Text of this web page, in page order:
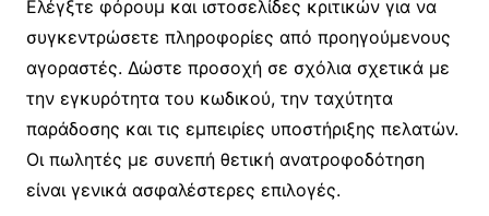
Ελέγξτε φόρουμ και ιστοσελίδες κριτικών για να
συγκεντρώσετε πληροφορίες από προηγούμενους
αγοραστές. Δώστε προσοχή σε σχόλια σχετικά με
την εγκυρότητα του κωδικού, την ταχύτητα
παράδοσης και τις εμπειρίες υποστήριξης πελατών.
Οι πωλητές με συνεπή θετική ανατροφοδότηση
είναι γενικά ασφαλέστερες επιλογές.